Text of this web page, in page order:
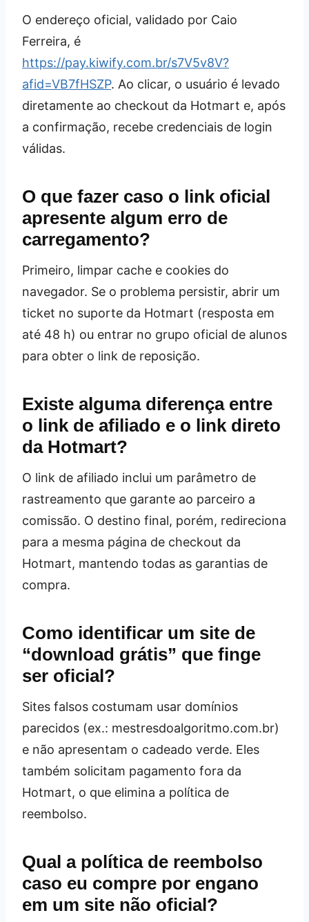
O endereço oficial, validado por Caio
Ferreira, é
https://pay.kiwify.com.br/s7V5v8V?
afid=VB7fHSZP. Ao clicar, o usuário é levado
diretamente ao checkout da Hotmart e, após
a confirmação, recebe credenciais de login
válidas.
O que fazer caso o link oficial
apresente algum erro de
carregamento?
Primeiro, limpar cache e cookies do
navegador. Se o problema persistir, abrir um
ticket no suporte da Hotmart (resposta em
até 48 h) ou entrar no grupo oficial de alunos
para obter o link de reposição.
Existe alguma diferença entre
o link de afiliado e o link direto
da Hotmart?
O link de afiliado inclui um parâmetro de
rastreamento que garante ao parceiro a
comissão. O destino final, porém, redireciona
para a mesma página de checkout da
Hotmart, mantendo todas as garantias de
compra.
Como identificar um site de
“download grátis” que finge
ser oficial?
Sites falsos costumam usar domínios
parecidos (ex.: mestresdoalgoritmo.com.br)
e não apresentam o cadeado verde. Eles
também solicitam pagamento fora da
Hotmart, o que elimina a política de
reembolso.
Qual a política de reembolso
caso eu compre por engano
em um site não oficial?